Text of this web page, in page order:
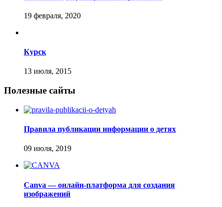
Курск
Полезные сайты
Правила публикации информации о детях
Canva — онлайн-платформа для создания
изображений